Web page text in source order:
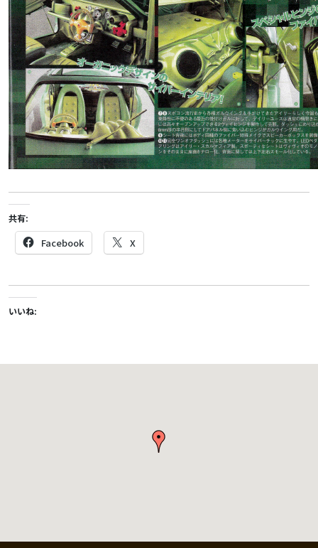
共有:
Facebook X
いいね: